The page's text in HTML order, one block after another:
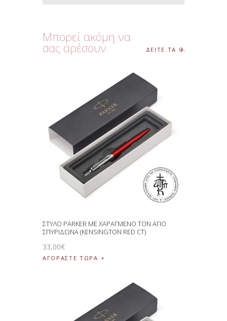
Μπορεί ακόμη να
σας αρέσουν ΔΕΙΤΕ ΤΑ ΟΛΑ
ΣΤΥΛΟ PARKER ΜΕ ΧΑΡΑΓΜΕΝΟ ΤΟΝ ΑΓΙΟ
ΣΠΥΡΙΔΩΝΑ (KENSINGTON RED CT)
33,00€
ΑΓΟΡΑΣΤΕ ΤΩΡΑ